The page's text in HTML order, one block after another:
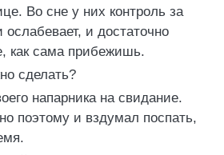
Во сне у них контроль за
и достаточно
как сама прибежишь.
сделать?
напарника на свидание.
поэтому и вздумал поспать,